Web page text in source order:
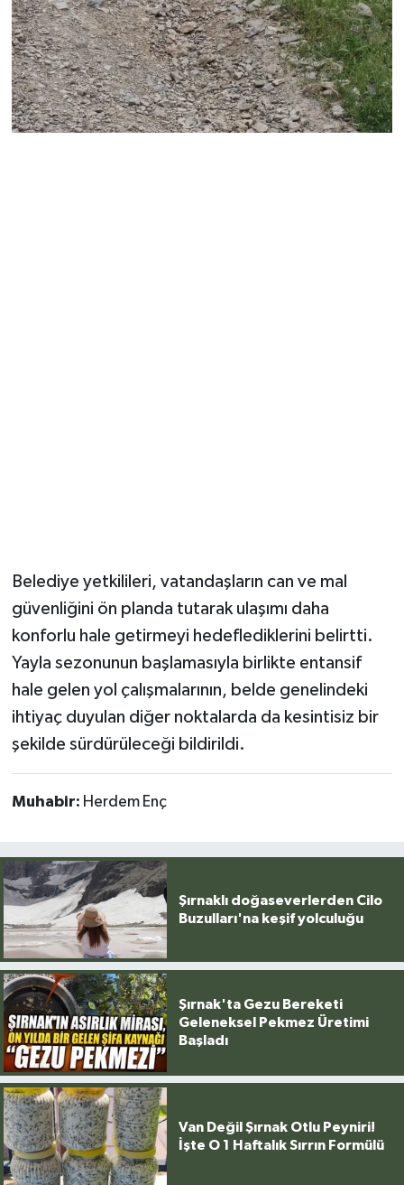
Belediye yetkilileri, vatandaşların can ve mal
güvenliğini ön planda tutarak ulaşımı daha
konforlu hale getirmeyi hedeflediklerini belirtti.
Yayla sezonunun başlamasıyla birlikte entansif
hale gelen yol çalışmalarının, belde genelindeki
ihtiyaç duyulan diğer noktalarda da kesintisiz bir
şekilde sürdürüleceği bildirildi.
Muhabir: Herdem Enç
Şırnaklı doğaseverlerden Cilo
Buzulları'na keşif yolculuğu
Şırnak'ta Gezu Bereketi
Geleneksel Pekmez Üretimi
Başladı
Van Değil Şırnak Otlu Peyniri!
İşte O 1 Haftalık Sırrın Formülü